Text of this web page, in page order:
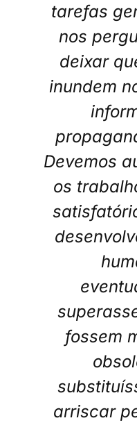
tarefas
nos
deixar
inundem
Devemos
os
fossem
arriscar